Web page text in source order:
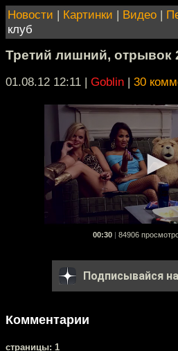
Новости | Картинки | Видео |
клуб
Третий лишний, отрывок
01.08.12 12:11 | Goblin | 30
00:30 84906
Подписывайся
Комментарии
cтраницы: 1